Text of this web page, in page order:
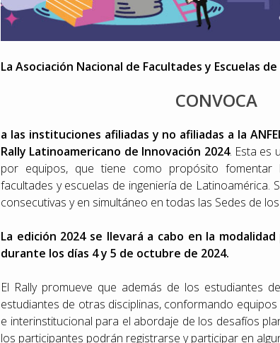
La Asociación Nacional de Facultades y Escuelas
CONVOCA
a las instituciones afiliadas y no afiliadas a la
Rally Latinoamericano de Innovación 2024. Esta es
por equipos, que tiene como propósito fomentar
facultades y escuelas de ingeniería de Latinoamérica.
consecutivas y en simultáneo en todas las Sedes de
La edición 2024 se llevará a cabo en la
durante los días 4 y 5 de octubre de 2024.
El Rally promueve que además de los estudiantes
estudiantes de otras disciplinas, conformando
e interinstitucional para el abordaje de los desafíos
los participantes podrán registrarse y participar en